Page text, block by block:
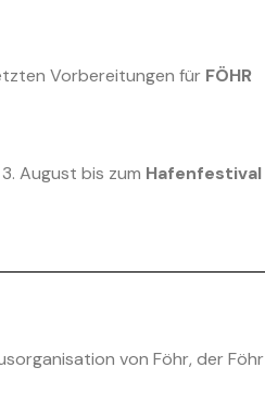
Vorbereitungen für FÖHR
August bis zum Hafenfestival
von Föhr, der Föhr